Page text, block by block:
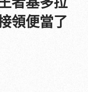
領便當了